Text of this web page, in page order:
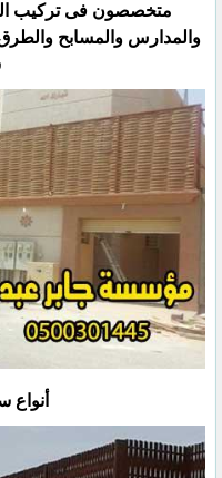
متخصصون فى تركيب
أنواع